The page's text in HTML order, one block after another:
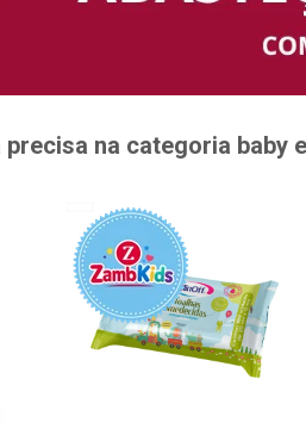
na categoria baby